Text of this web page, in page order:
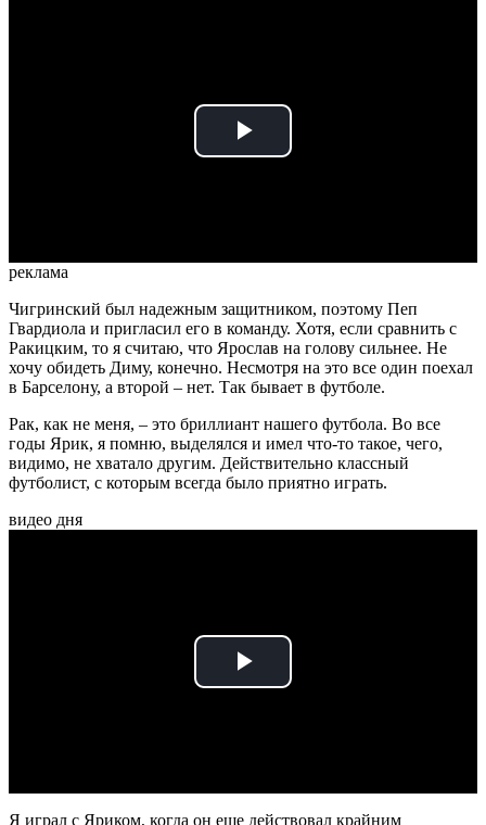
Play
реклама
Чигринский был надежным защитником, поэтому Пеп
Гвардиола и пригласил его в команду. Хотя, если сравнить с
Ракицким, то я считаю, что Ярослав на голову сильнее. Не
хочу обидеть Диму, конечно. Несмотря на это все один поехал
в Барселону, а второй – нет. Так бывает в футболе.
Рак, как не меня, – это бриллиант нашего футбола. Во все
годы Ярик, я помню, выделялся и имел что-то такое, чего,
видимо, не хватало другим. Действительно классный
футболист, с которым всегда было приятно играть.
видео дня
Play
Я играл с Яриком, когда он еще действовал крайним